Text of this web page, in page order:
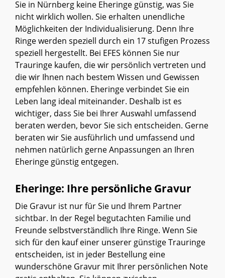
Sie in Nürnberg keine Eheringe günstig, was Sie
nicht wirklich wollen. Sie erhalten unendliche
Möglichkeiten der Individualisierung. Denn Ihre
Ringe werden speziell durch ein 17 stufigen Prozess
speziell hergestellt. Bei EFES können Sie nur
Trauringe kaufen, die wir persönlich vertreten und
die wir Ihnen nach bestem Wissen und Gewissen
empfehlen können. Eheringe verbindet Sie ein
Leben lang ideal miteinander. Deshalb ist es
wichtiger, dass Sie bei Ihrer Auswahl umfassend
beraten werden, bevor Sie sich entscheiden. Gerne
beraten wir Sie ausführlich und umfassend und
nehmen natürlich gerne Anpassungen an Ihren
Eheringe günstig entgegen.
Eheringe: Ihre persönliche Gravur
Die Gravur ist nur für Sie und Ihrem Partner
sichtbar. In der Regel begutachten Familie und
Freunde selbstverständlich Ihre Ringe. Wenn Sie
sich für den kauf einer unserer günstige Trauringe
entscheiden, ist in jeder Bestellung eine
wunderschöne Gravur mit Ihrer persönlichen Note